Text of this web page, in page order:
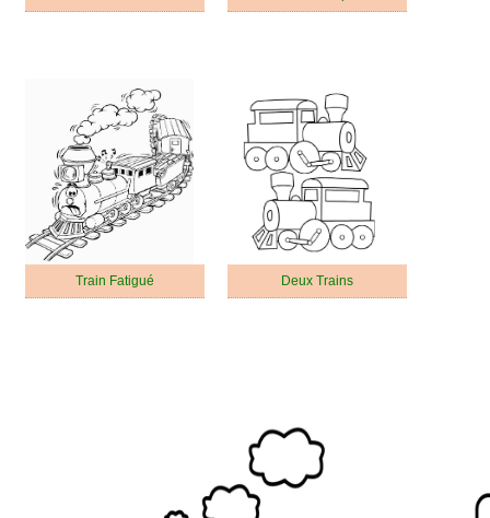
Train Fatigué Deux Trains